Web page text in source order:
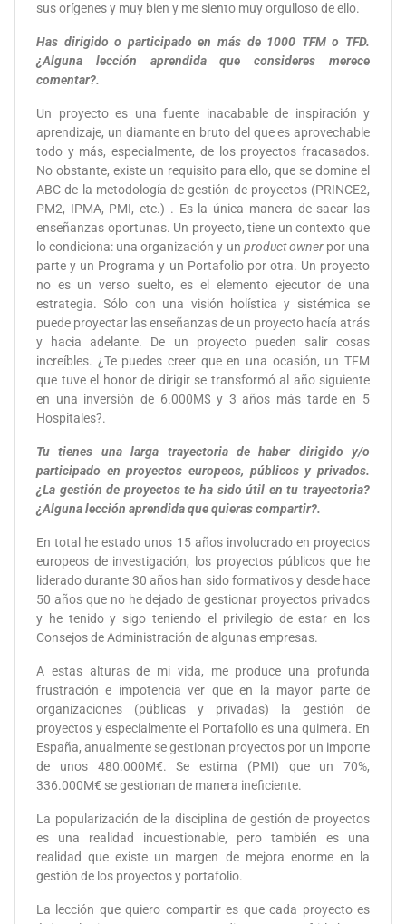
sus orígenes y muy bien y me siento muy orgulloso de ello.
Has dirigido o participado en más de 1000 TFM o TFD.
¿Alguna lección aprendida que consideres merece
comentar?.
Un proyecto es una fuente inacabable de inspiración y
aprendizaje, un diamante en bruto del que es aprovechable
todo y más, especialmente, de los proyectos fracasados.
No obstante, existe un requisito para ello, que se domine el
ABC de la metodología de gestión de proyectos (PRINCE2,
PM2, IPMA, PMI, etc.) . Es la única manera de sacar las
enseñanzas oportunas. Un proyecto, tiene un contexto que
lo condiciona: una organización y un product ownerpor una
parte y un Programa y un Portafolio por otra. Un proyecto
no es un verso suelto, es el elemento ejecutor de una
estrategia. Sólo con una visión holística y sistémica se
puede proyectar las enseñanzas de un proyecto hacía atrás
y hacia adelante. De un proyecto pueden salir cosas
increíbles. ¿Te puedes creer que en una ocasión, un TFM
que tuve el honor de dirigir se transformó al año siguiente
en una inversión de 6.000M$ y 3 años más tarde en 5
Hospitales?.
Tu tienes una larga trayectoria de haber dirigido y/o
participado en proyectos europeos, públicos y privados.
¿La gestión de proyectos te ha sido útil en tu trayectoria?
¿Alguna lección aprendida que quieras compartir?.
En total he estado unos 15 años involucrado en proyectos
europeos de investigación, los proyectos públicos que he
liderado durante 30 años han sido formativos y desde hace
50 años que no he dejado de gestionar proyectos privados
y he tenido y sigo teniendo el privilegio de estar en los
Consejos de Administración de algunas empresas.
A estas alturas de mi vida, me produce una profunda
frustración e impotencia ver que en la mayor parte de
organizaciones (públicas y privadas) la gestión de
proyectos y especialmente el Portafolio es una quimera. En
España, anualmente se gestionan proyectos por un importe
de unos 480.000M€. Se estima (PMI) que un 70%,
336.000M€ se gestionan de manera ineficiente.
La popularización de la disciplina de gestión de proyectos
es una realidad incuestionable, pero también es una
realidad que existe un margen de mejora enorme en la
gestión de los proyectos y portafolio.
La lección que quiero compartir es que cada proyecto es